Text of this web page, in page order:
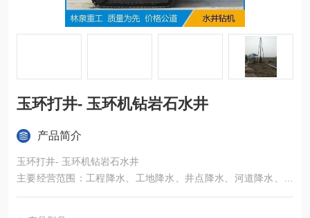
玉环打井- 玉环机钻岩石水井
产品简介
玉环打井- 玉环机钻岩石水井
主要经营范围：工程降水、工地降水、井点降水、河道降水、各
种大小型深井降水、快速钻井、各种工厂、公司、集团、深井用